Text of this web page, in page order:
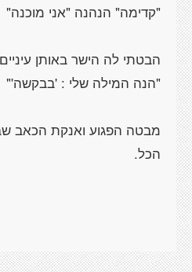
מבטה הפגוע ואנקת הכאב